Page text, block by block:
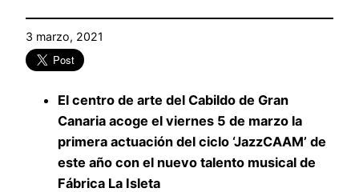
3 marzo, 2021
El centro de arte del Cabildo de Gran
Canaria acoge el viernes 5 de marzo la
primera actuación del ciclo ‘JazzCAAM’ de
este año con el nuevo talento musical de
Fábrica La Isleta